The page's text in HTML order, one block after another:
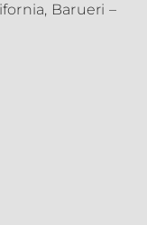
Barueri –